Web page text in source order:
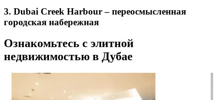
3. Dubai Creek Harbour – переосмысленная
городская набережная
Ознакомьтесь с элитной
недвижимостью в Дубае